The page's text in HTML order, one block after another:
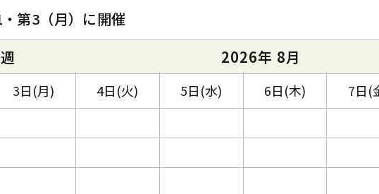
第3（月）に開催
2026年 8月
3日(月) 4日(火) 5日(水) 6日(木) 7日(